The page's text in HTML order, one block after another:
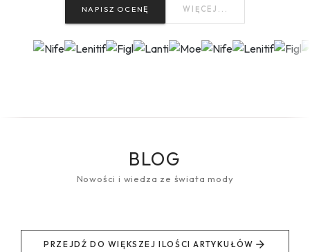
NAPISZ OCENĘ WIĘCEJ...
BLOG
Nowości i wiedza ze świata mody
PRZEJDŹ DO WIĘKSZEJ ILOŚCI ARTYKUŁÓW